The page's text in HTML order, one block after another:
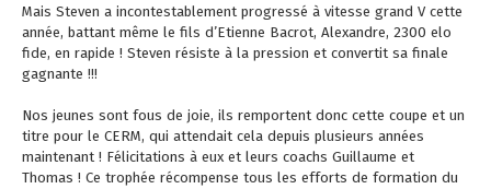
Mais Steven a incontestablement progressé à vitesse grand V cette
année, battant même le fils d’Etienne Bacrot, Alexandre, 2300 elo
fide, en rapide ! Steven résiste à la pression et convertit sa finale
gagnante !!!
Nos jeunes sont fous de joie, ils remportent donc cette coupe et un
titre pour le CERM, qui attendait cela depuis plusieurs années
maintenant ! Félicitations à eux et leurs coachs Guillaume et
Thomas ! Ce trophée récompense tous les efforts de formation du